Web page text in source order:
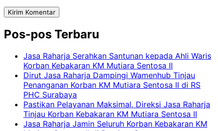
Pos-pos Terbaru
Jasa Raharja Serahkan Santunan kepada Ahli Waris
Korban Kebakaran KM Mutiara Sentosa II
Dirut Jasa Raharja Dampingi Wamenhub Tinjau
Penanganan Korban KM Mutiara Sentosa II di RS
PHC Surabaya
Pastikan Pelayanan Maksimal, Direksi Jasa Raharja
Tinjau Korban Kebakaran KM Mutiara Sentosa II
Jasa Raharja Jamin Seluruh Korban Kebakaran KM